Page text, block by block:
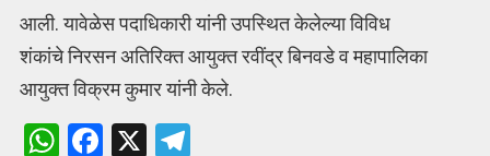
आली. यावेळेस पदाधिकारी यांनी उपस्थित केलेल्या विविध
शंकांचे निरसन अतिरिक्त आयुक्त रवींद्र बिनवडे व महापालिका
आयुक्त विक्रम कुमार यांनी केले.
W F X T